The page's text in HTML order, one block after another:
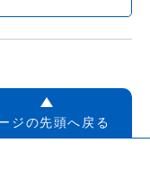
ジの先頭へ戻る